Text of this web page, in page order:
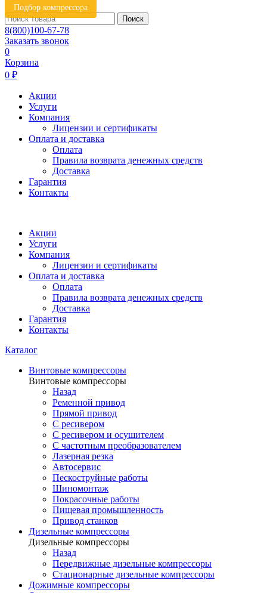
Подбор компрессора
Поиск
8(800)100-67-78
Заказать звонок
0
Корзина
0 ₽
Акции
Услуги
Компания
Лицензии и сертификаты
Оплата и доставка
Оплата
Правила возврата денежных средств
Доставка
Гарантия
Контакты
Акции
Услуги
Компания
Лицензии и сертификаты
Оплата и доставка
Оплата
Правила возврата денежных средств
Доставка
Гарантия
Контакты
Каталог
Винтовые компрессоры
Винтовые компрессоры
Назад
Ременной привод
Прямой привод
С ресивером
С ресивером и осушителем
С частотным преобразователем
Лазерная резка
Автосервис
Пескоструйные работы
Шиномонтаж
Покрасочные работы
Пищевая промышленность
Привод станков
Дизельные компрессоры
Дизельные компрессоры
Назад
Передвижные дизельные компрессоры
Стационарные дизельные компрессоры
Дожимные компрессоры